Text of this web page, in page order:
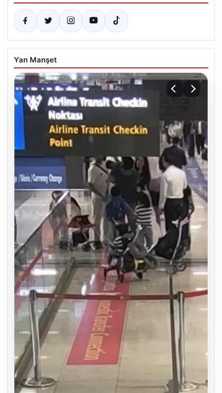
Yan Manşet